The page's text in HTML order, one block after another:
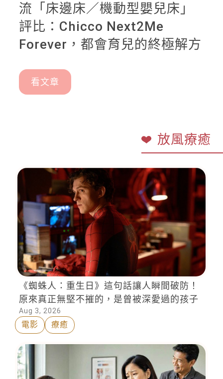
流「床邊床／機動型嬰兒床」
評比：Chicco Next2Me
Forever，都會育兒的終極解方
看文章
放風療癒
《蜘蛛人：重生日》這句話讓人瞬間破防！
原來真正無堅不摧的，是曾被深愛過的孩子
Aug 3, 2026
電影 療癒